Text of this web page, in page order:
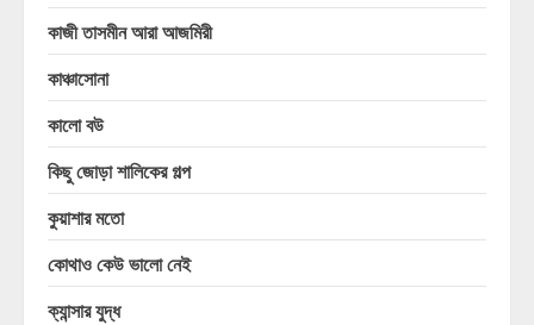
কাজী তাসমীন আরা আজমিরী
কাঞ্চাসোনা
কালো বউ
কিছু জোড়া শালিকের গল্প
কুয়াশার মতো
কোথাও কেউ ভালো নেই
ক্যান্সার যুদ্ধ